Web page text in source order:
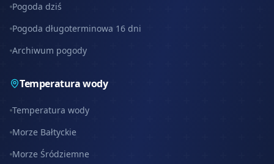
Pogoda dziś
Pogoda długoterminowa 16 dni
Archiwum pogody
Temperatura wody
Temperatura wody
Morze Bałtyckie
Morze Śródziemne